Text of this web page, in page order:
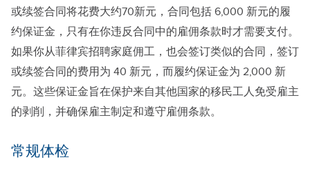
或续签合同将花费大约70新元，合同包括 6,000 新元的履
约保证金，只有在你违反合同中的雇佣条款时才需要支付。
如果你从菲律宾招聘家庭佣工，也会签订类似的合同，签订
或续签合同的费用为 40 新元，而履约保证金为 2,000 新
元。这些保证金旨在保护来自其他国家的移民工人免受雇主
的剥削，并确保雇主制定和遵守雇佣条款。
常规体检